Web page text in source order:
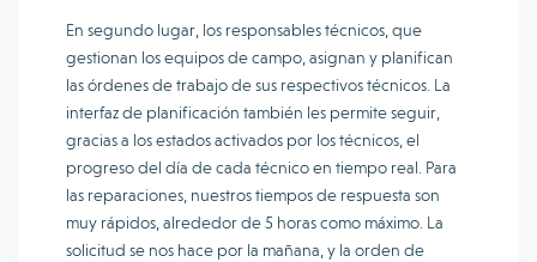
En segundo lugar, los responsables técnicos, que
gestionan los equipos de campo, asignan y planifican
las órdenes de trabajo de sus respectivos técnicos. La
interfaz de planificación también les permite seguir,
gracias a los estados activados por los técnicos, el
progreso del día de cada técnico en tiempo real. Para
las reparaciones, nuestros tiempos de respuesta son
muy rápidos, alrededor de 5 horas como máximo. La
solicitud se nos hace por la mañana, y la orden de